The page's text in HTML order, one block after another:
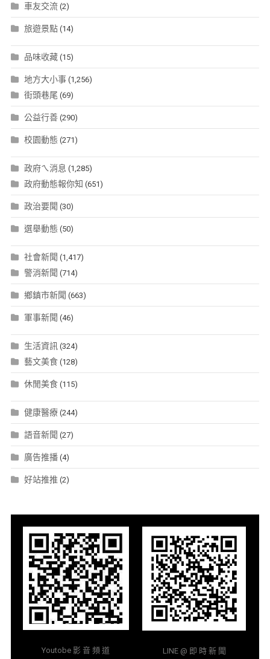
車友交流(2)
旅遊景點(14)
品味收藏(15)
地方大小事(1,256)
街頭巷尾 (69)
公益行善(290)
校園動態 (271)
政府ㄟ消息 (1,285)
政府動態報你知 (651)
政治要聞 (30)
選舉動態 (50)
社會新聞 (1,417)
警消新聞 (714)
鄉鎮市新聞 (663)
軍事新聞 (46)
生活資訊 (324)
藝文美食(128)
休閒美食(115)
健康醫療(244)
語音新聞 (27)
廣告推播(4)
好站推推 (2)
Youtobe 影 音 頻 道 LINE @ 即 時 新 聞